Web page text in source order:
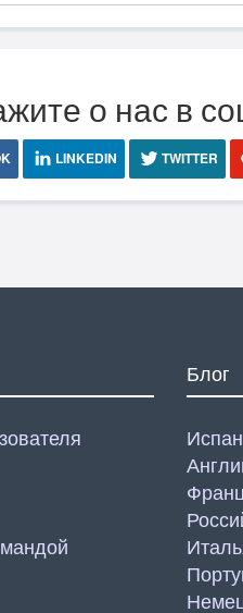
о нас в
LINKEDIN TWITTER
Блог